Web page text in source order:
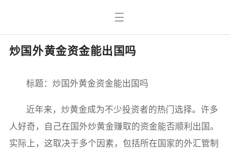
炒国外黄金资金能出国吗
标题：炒国外黄金资金能出国吗
近年来，炒黄金成为不少投资者的热门选择。许多
人好奇，自己在国外炒黄金赚取的资金能否顺利出国。
实际上，这取决于多个因素，包括所在国家的外汇管制